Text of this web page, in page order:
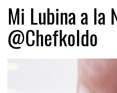
Mi Lubina a la
@Chefkoldo